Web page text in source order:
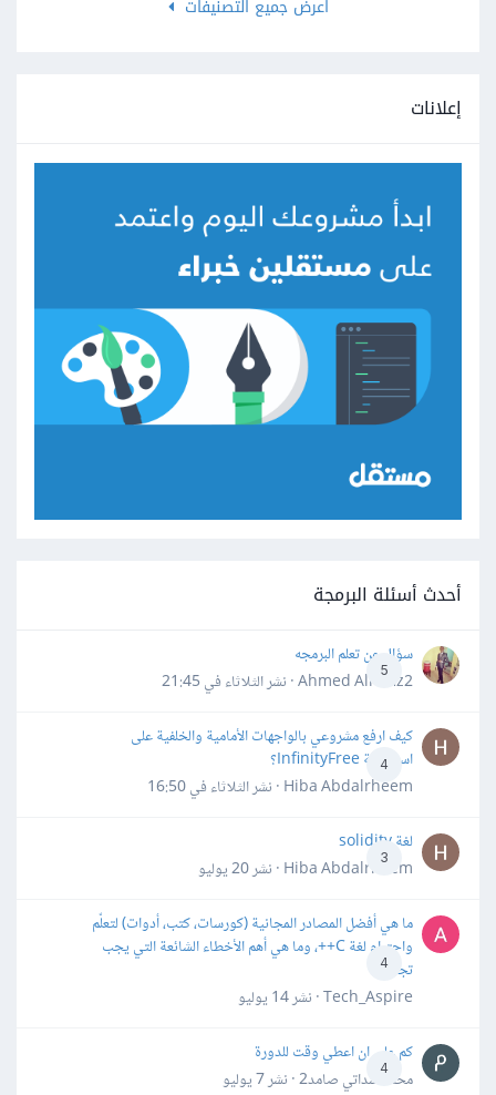
اعرض جميع التصنيفات
إعلانات
أحدث أسئلة البرمجة
5
سؤال عن تعلم البرمجه
Ahmed Alhafiz2 · نشر
الثلاثاء في 21:45
4
كيف ارفع مشروعي بالواجهات الأمامية والخلفية على
استضافة InfinityFree؟
Hiba Abdalrheem · نشر
الثلاثاء في 16:50
3
لغة solidity
Hiba Abdalrheem · نشر
20 يوليو
4
ما هي أفضل المصادر المجانية (كورسات، كتب، أدوات) لتعلّم
واحترام لغة C++، وما هي أهم الأخطاء الشائعة التي يجب
تجنبها؟
Tech_Aspire · نشر
14 يوليو
4
كم علي ان اعطي وقت للدورة
محمد سداتي صامد2 · نشر
7 يوليو